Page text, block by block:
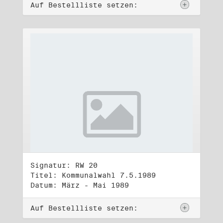
Auf Bestellliste setzen:
Signatur: RW 20
Titel: Kommunalwahl 7.5.1989
Datum: März - Mai 1989
Auf Bestellliste setzen: